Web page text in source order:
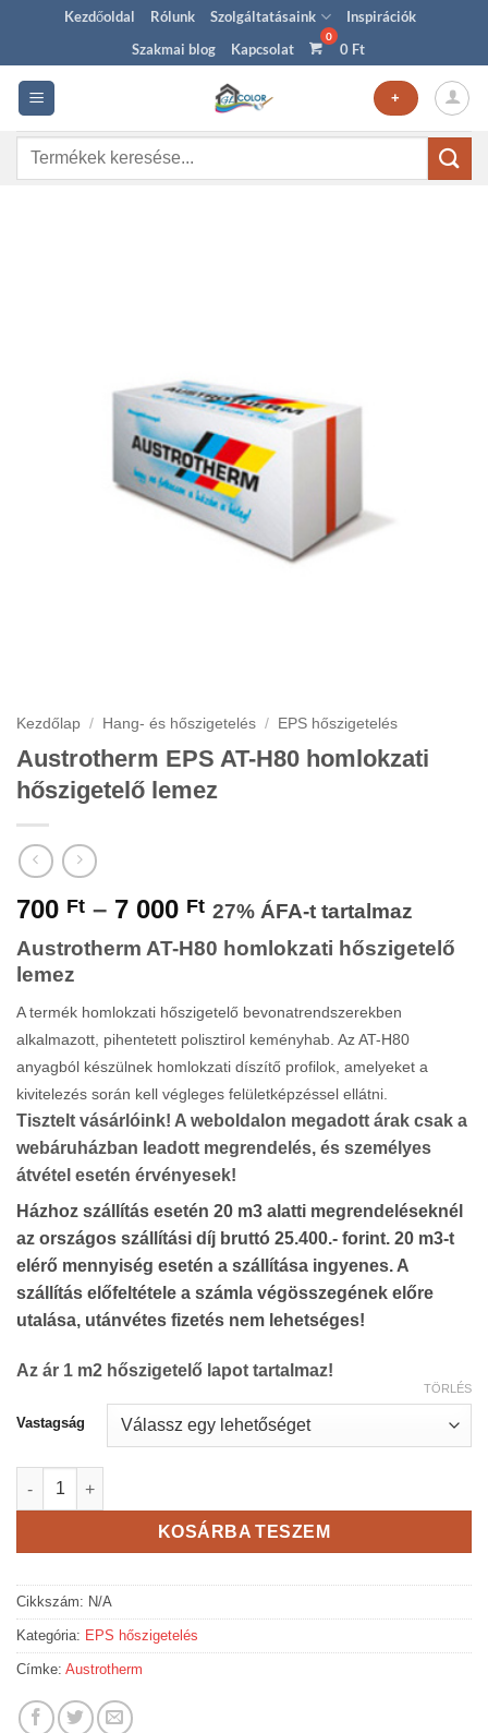
content
Kezdőoldal Rólunk Szolgáltatásaink
Inspirációk
Szakmai blog
Kapcsolat 0 Ft
+
Keresés
Kezdőlap / Hang- és hőszigetelés / EPS hőszigetelés
Austrotherm EPS AT-H80 homlokzati
hőszigetelő lemez
700 Ft – 7 000 FtÁrtartomány:
700 Ft
-
000 Ft
27% ÁFA-t tartalmaz
Austrotherm AT-H80 homlokzati hőszigetelő
lemez
A termék homlokzati hőszigetelő bevonatrendszerekben
alkalmazott, pihentetett polisztirol keményhab. Az AT-H80
anyagból készülnek homlokzati díszítő profilok, amelyeket a
kivitelezés során kell végleges felületképzéssel ellátni.
Tisztelt vásárlóink! A weboldalon megadott árak csak a
webáruházban leadott megrendelés, és személyes
átvétel esetén érvényesek!
Házhoz szállítás esetén 20 m3 alatti megrendeléseknél
az országos szállítási díj bruttó 25.400.- forint. 20 m3-t
elérő mennyiség esetén a szállítása ingyenes. A
szállítás előfeltétele a számla végösszegének előre
utalása, utánvétes fizetés nem lehetséges!
Az ár 1 m2 hőszigetelő lapot tartalmaz!
Vastagság
TÖRLÉS
Austrotherm EPS AT-H80 homlokzati hőszigetelő lemez
KOSÁRBA TESZEM
Cikkszám: N/A
Kategória: EPS hőszigetelés
Címke: Austrotherm